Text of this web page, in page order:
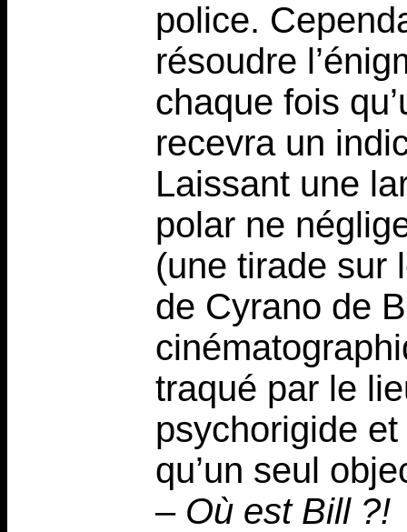
police.
résoudre
chaque fois
recevra un
Laissant une
polar ne
(une tirade sur
de Cyrano de
traqué par le
psychorigide
qu’un seul
– Où est Bill ?!